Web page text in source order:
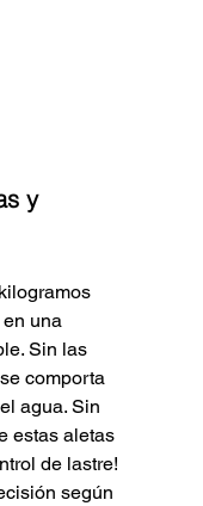
y
una
Sin las
comporta
agua. Sin
estas aletas
de lastre!
según